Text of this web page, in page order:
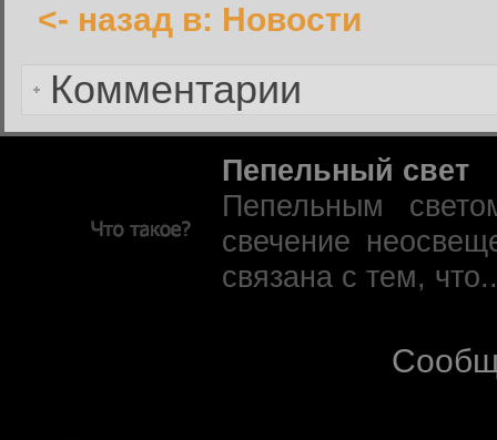
<- назад в: Новости
Комментарии
Забыли пароль?
Пепельный свет
Пепельным
свечение
связана с тем,